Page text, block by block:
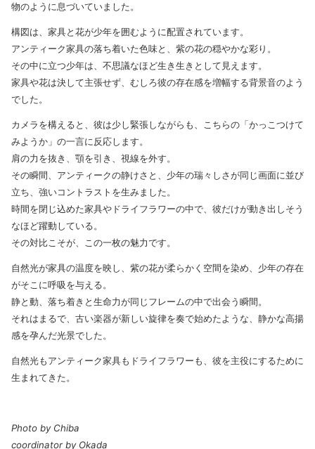
物のように息づいていました。
構図は、家具と花が少年を囲むように配置されています。
アンティーク家具の落ち着いた色味と、紫の花の穏やかな彩り。
その中に立つ少年は、不思議なほど生き生きとして見えます。
家具や花は決して主張せず、むしろ彼の存在感を増幅する背景音のよう
でした。
カメラを構えると、彼は少し緊張しながらも、こちらの「かっこつけて
みようか」の一言に反応します。
肩の力を抜き、顎を引き、視線を外す。
その瞬間、アンティークの静けさと、少年の瑞々しさが同じ画面に並び
立ち、強いコントラストを生みました。
時間を閉じ込めた家具やドライフラワーの中で、彼だけが動き出しそう
なほど躍動している。
その対比こそが、この一枚の魅力です。
自然光が家具の温度を映し、紫の花が柔らかく空間を染め、少年の存在
がそこに呼吸を与える。
静と動、落ち着きと生命力が同じフレームの中で出会う瞬間。
それはまるで、古い楽器が新しい旋律を奏で始めたような、静かな高揚
感を孕んだ光景でした。
自然光もアンティーク家具もドライフラワーも、彼を主役にするために
生まれてきた。
Photo by Chiba
coordinator by Okada